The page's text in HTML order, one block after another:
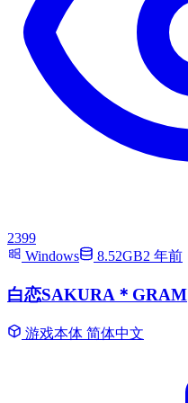
2399
Windows
8.52GB2 年前
白恋SAKURA＊GRAM
游戏本体 简体中文